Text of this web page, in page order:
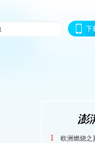
下
1
欧洲燃烧之